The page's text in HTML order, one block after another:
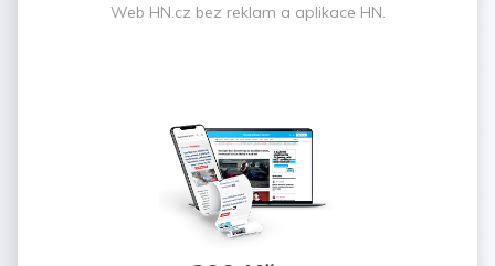
Web HN.cz bez reklam a aplikace HN.